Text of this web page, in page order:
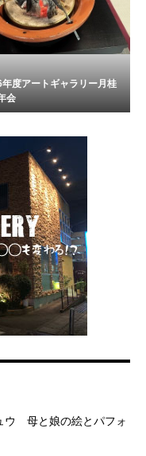
年度アートギャラリー月桂
会
母と娘の絵とパフォ